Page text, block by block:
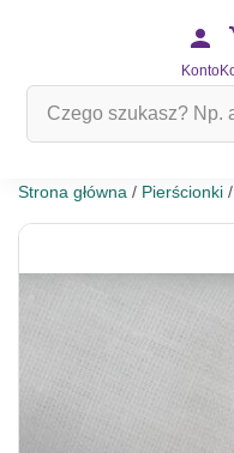
Konto
Strona główna / Pierścionki